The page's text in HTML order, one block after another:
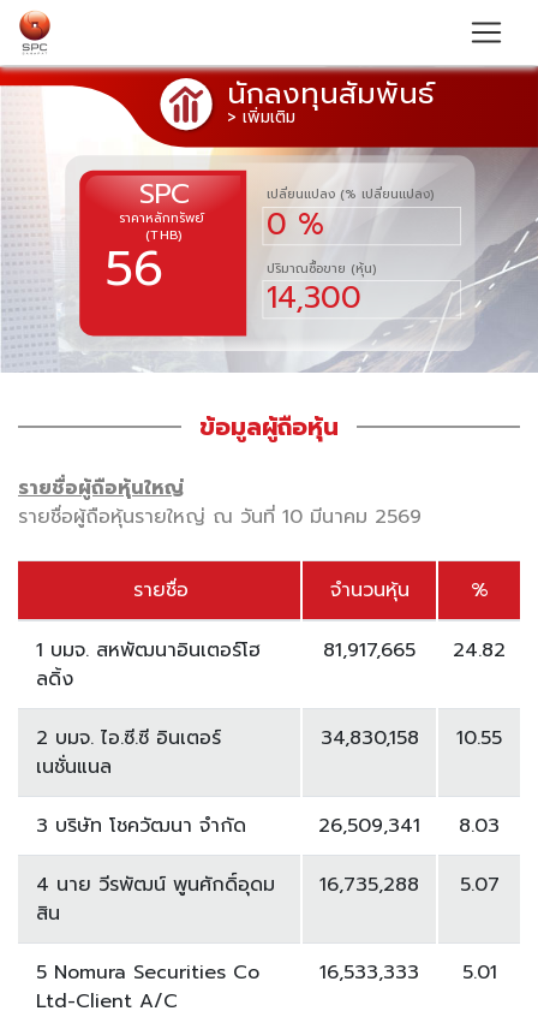
นักลงทุนสัมพันธ์
> เพิ่มเติม
เปลี่ยนแปลง (% เปลี่ยนแปลง)
ปริมาณซื้อขาย (หุ้น)
0 %
14,300
ราคาหลักทรัพย์
SPC
(THB)
56
ข้อมูลผู้ถือหุ้น
รายชื่อผู้ถือหุ้นใหญ่
รายชื่อผู้ถือหุ้นรายใหญ่ ณ วันที่ 10 มีนาคม 2569
รายชื่อ จำนวนหุ้น %
1 บมจ. สหพัฒนาอินเตอร์โฮ
ลดิ้ง
81,917,665 24.82
2 บมจ. ไอ.ซี.ซี อินเตอร์
เนชั่นแนล
34,830,158 10.55
3 บริษัท โชควัฒนา จำกัด 26,509,341 8.03
4 นาย วีรพัฒน์ พูนศักดิ์อุดม
สิน
16,735,288 5.07
5 Nomura Securities Co
Ltd-Client A/C
16,533,333 5.01